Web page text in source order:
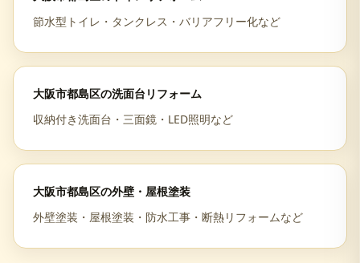
節水型トイレ・タンクレス・バリアフリー化など
大阪市都島区の洗面台リフォーム
収納付き洗面台・三面鏡・LED照明など
大阪市都島区の外壁・屋根塗装
外壁塗装・屋根塗装・防水工事・断熱リフォームなど